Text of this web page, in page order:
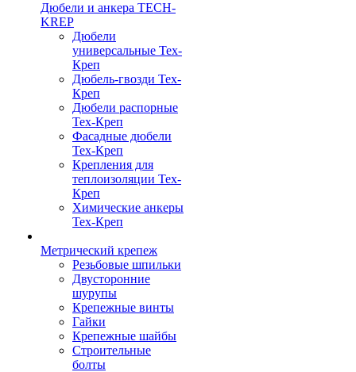
Дюбели и анкера TECH-
KREP
Дюбели
универсальные Тех-
Креп
Дюбель-гвозди Тех-
Креп
Дюбели распорные
Тех-Креп
Фасадные дюбели
Тех-Креп
Крепления для
теплоизоляции Тех-
Креп
Химические анкеры
Тех-Креп
Метрический крепеж
Резьбовые шпильки
Двусторонние
шурупы
Крепежные винты
Гайки
Крепежные шайбы
Строительные
болты